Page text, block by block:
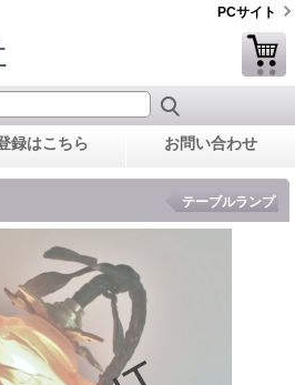
PCサイト
録はこちら お問い合わせ
テーブルランプ